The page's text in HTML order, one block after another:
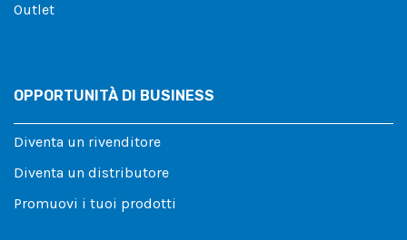
Outlet
OPPORTUNITÀ DI BUSINESS
Diventa un rivenditore
Diventa un distributore
Promuovi i tuoi prodotti